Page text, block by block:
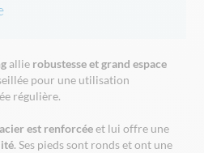
allie robustesse et grand espace
pour une utilisation
régulière.
est renforcéeet lui offre une
. Ses pieds sont ronds et ont une